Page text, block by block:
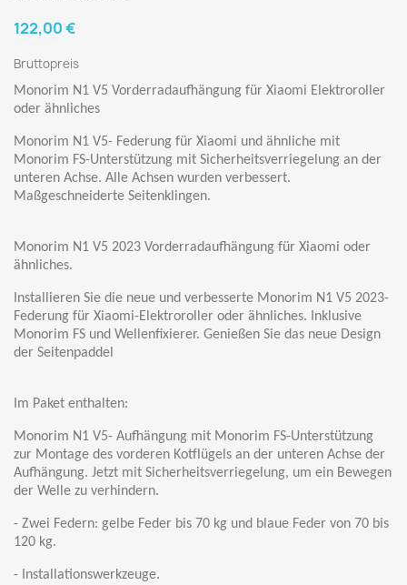
122,00 €
Bruttopreis
Monorim N1 V5 Vorderradaufhängung für Xiaomi Elektroroller
oder ähnliches
Monorim N1 V5- Federung für Xiaomi und ähnliche mit
Monorim FS-Unterstützung mit Sicherheitsverriegelung an der
unteren Achse. Alle Achsen wurden verbessert.
Maßgeschneiderte Seitenklingen.
Monorim N1 V5 2023 Vorderradaufhängung für Xiaomi oder
ähnliches.
Installieren Sie die neue und verbesserte Monorim N1 V5 2023-
Federung für Xiaomi-Elektroroller oder ähnliches. Inklusive
Monorim FS und Wellenfixierer. Genießen Sie das neue Design
der Seitenpaddel
Im Paket enthalten:
Monorim N1 V5- Aufhängung mit Monorim FS-Unterstützung
zur Montage des vorderen Kotflügels an der unteren Achse der
Aufhängung. Jetzt mit Sicherheitsverriegelung, um ein Bewegen
der Welle zu verhindern.
- Zwei Federn: gelbe Feder bis 70 kg und blaue Feder von 70 bis
120 kg.
- Installationswerkzeuge.